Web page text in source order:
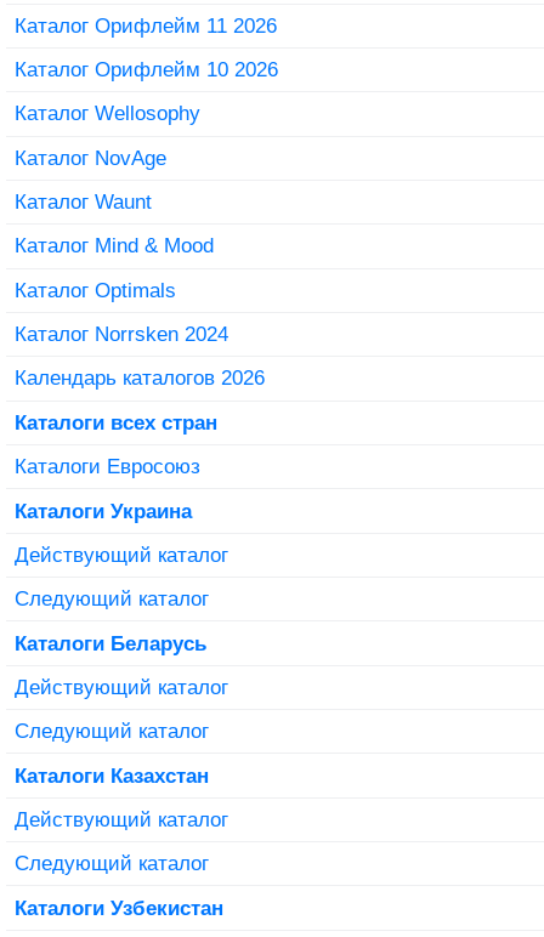
Каталог Орифлейм 11 2026
Каталог Орифлейм 10 2026
Каталог Wellosophy
Каталог NovAge
Каталог Waunt
Каталог Mind & Mood
Каталог Optimals
Каталог Norrsken 2024
Календарь каталогов 2026
Каталоги всех стран
Каталоги Евросоюз
Каталоги Украина
Действующий каталог
Следующий каталог
Каталоги Беларусь
Действующий каталог
Следующий каталог
Каталоги Казахстан
Действующий каталог
Следующий каталог
Каталоги Узбекистан